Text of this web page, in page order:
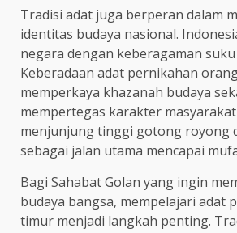
Tradisi adat juga berperan dalam
identitas budaya nasional.
negara dengan keberagaman
Keberadaan adat pernikahan
memperkaya khazanah budaya
mempertegas karakter
menjunjung tinggi gotong royong
sebagai jalan utama mencapai
Bagi Sahabat Golan yang ingin
budaya bangsa, mempelajari adat
timur menjadi langkah penting.